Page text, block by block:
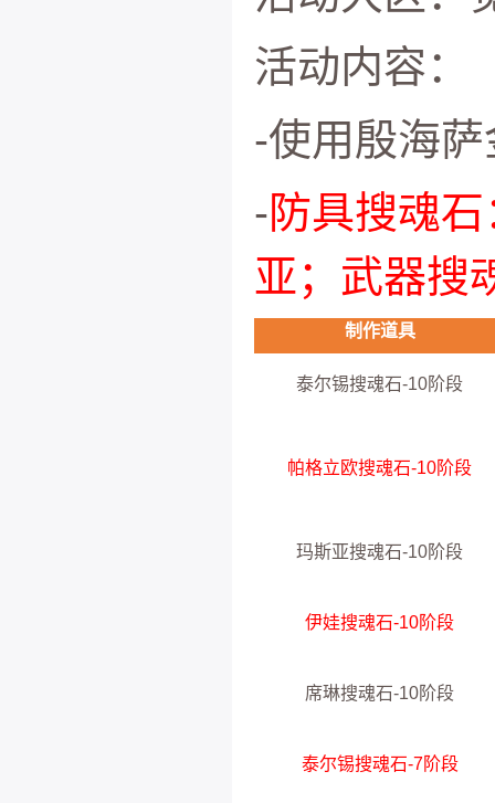
活动内容：
-使用殷海
-防具搜魂
亚；武器搜
制作道具
泰尔锡搜魂石-10阶段
帕格立欧搜魂石-10阶段
玛斯亚搜魂石-10阶段
伊娃搜魂石-10阶段
席琳搜魂石-10阶段
泰尔锡搜魂石-7阶段